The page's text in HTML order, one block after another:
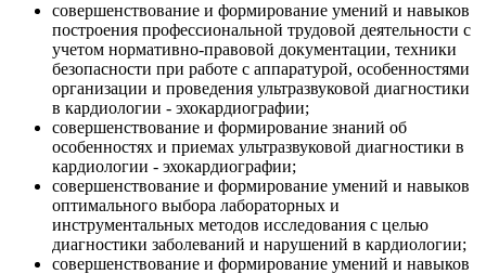
совершенствование и формирование умений и навыков
построения профессиональной трудовой деятельности с
учетом нормативно-правовой документации, техники
безопасности при работе с аппаратурой, особенностями
организации и проведения ультразвуковой диагностики
в кардиологии - эхокардиографии;
совершенствование и формирование знаний об
особенностях и приемах ультразвуковой диагностики в
кардиологии - эхокардиографии;
совершенствование и формирование умений и навыков
оптимального выбора лабораторных и
инструментальных методов исследования с целью
диагностики заболеваний и нарушений в кардиологии;
совершенствование и формирование умений и навыков